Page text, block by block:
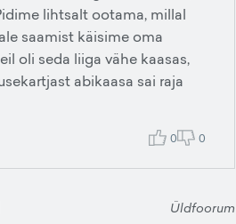
lihtsalt ootama, millal
saamist käisime oma
oli seda liiga vähe kaasas,
abikaasa sai raja
0 0
Üldfoorum